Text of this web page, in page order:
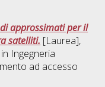
approssimati per il
satelliti. [Laurea],
Ingegneria
ad accesso